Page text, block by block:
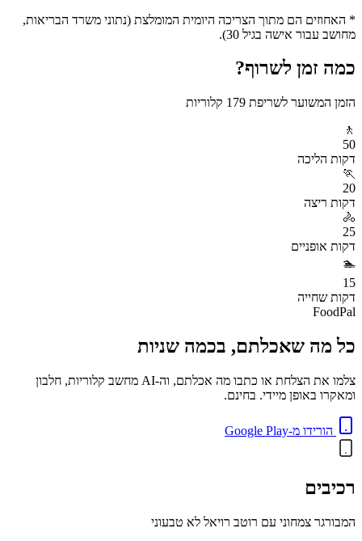
* האחוזים הם מתוך הצריכה היומית המומלצת (נתוני משרד הבריאות,
מחושב עבור אישה בגיל 30).
כמה זמן לשרוף?
הזמן המשוער לשריפת 179 קלוריות
🚶
50
דקות הליכה
🏃
20
דקות ריצה
🚴
25
דקות אופניים
🏊
15
דקות שחייה
FoodPal
כל מה שאכלתם, בכמה שניות
צלמו את הצלחת או כתבו מה אכלתם, וה-AI מחשב קלוריות, חלבון
ומאקרו באופן מיידי. בחינם.
הורידו מ-Google Play
רכיבים
המבורגר צמחוני עם רוטב רויאל לא טבעוני